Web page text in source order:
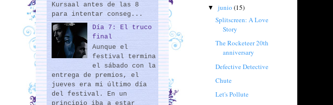
Kursaal antes de las 8
para intentar conseg...
Día 7: El truco
final
Aunque el
festival termina
el sábado con la
entrega de premios, el
jueves era mi último día
del festival. En un
principio iba a estar
▼ junio (15)
Splitscreen: A Love
Story
The Rocketeer 20th
anniversary
Defective Detective
Chute
Let's Pollute